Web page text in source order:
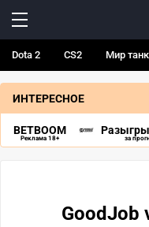
Dota 2 CS2 Мир
ИНТЕРЕСНОЕ
BETBOOM
Реклама 18+ за
GoodJob